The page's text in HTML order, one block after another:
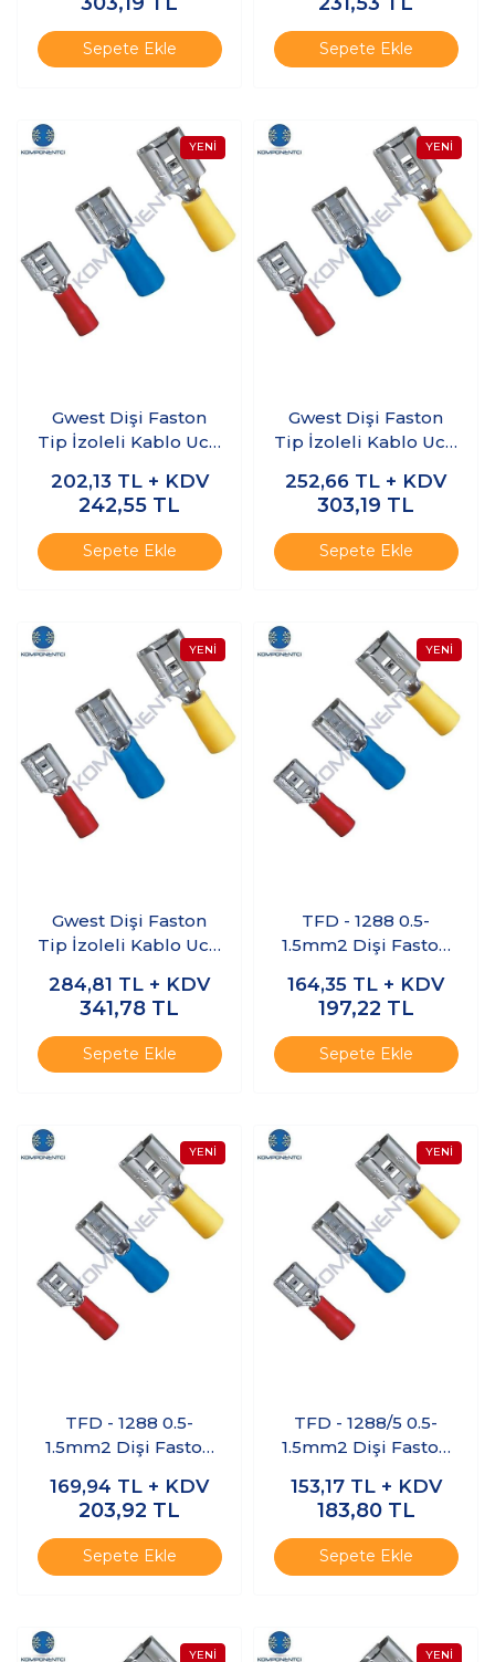
Adet
Sepete Ekle
Adet
Sepete Ekle
Gwest Dişi Faston
Tip İzoleli Kablo Ucu
2.50mm Mavi 200
Adet
202,13 TL + KDV
242,55 TL
Sepete Ekle
Gwest Dişi Faston
Tip İzoleli Kablo Ucu
2.50mm Mavi 200
Adet
252,66 TL + KDV
303,19 TL
Sepete Ekle
Gwest Dişi Faston
Tip İzoleli Kablo Ucu
6.00mm Sarı 200
Adet
284,81 TL + KDV
341,78 TL
Sepete Ekle
TFD - 1288 0.5-
1.5mm2 Dişi Faston
Ucu Kırmızı - 200
Adet
164,35 TL + KDV
197,22 TL
Sepete Ekle
TFD - 1288 0.5-
1.5mm2 Dişi Faston
Ucu Kırmızı - 200
Adet
169,94 TL + KDV
203,92 TL
Sepete Ekle
TFD - 1288/5 0.5-
1.5mm2 Dişi Faston
Ucu Kırmızı - 200
Adet
153,17 TL + KDV
183,80 TL
Sepete Ekle